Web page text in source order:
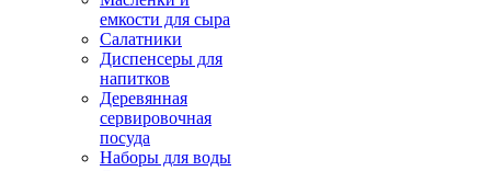
емкости для сыра
Салатники
Диспенсеры для
напитков
Деревянная
сервировочная
посуда
Наборы для воды